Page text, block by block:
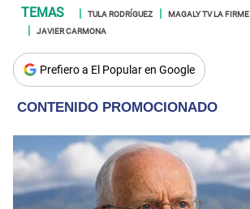
TULA RODRÍGUEZ MAGALY TV LA FIRME
JAVIER CARMONA
Prefiero a El Popular en Google